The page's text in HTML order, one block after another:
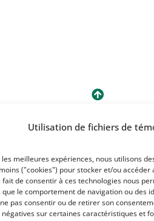
Utilisation de fichiers de
meilleures expériences, nous utilisons
("cookies") pour stocker et/ou
fait de consentir à ces technologies nous
le comportement de navigation ou des
pas consentir ou de retirer son
négatives sur certaines caractéristiques et